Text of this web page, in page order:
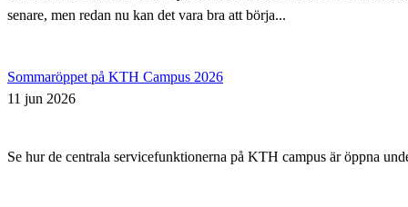
senare, men redan nu kan det vara bra att börja...
Sommaröppet på KTH Campus 2026
11 jun 2026
Se hur de centrala servicefunktionerna på KTH campus är öppna